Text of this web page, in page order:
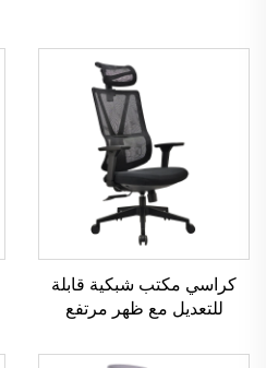
كراسي مكتب شبكية قابلة
للتعديل مع ظهر مرتفع
لكرسي مكتب الكمبيوتر